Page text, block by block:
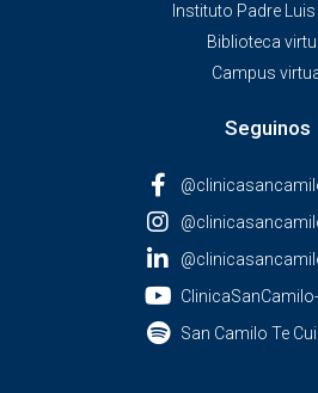
Instituto Padre Luis
Biblioteca
Campus
Seguinos
San Camilo Te